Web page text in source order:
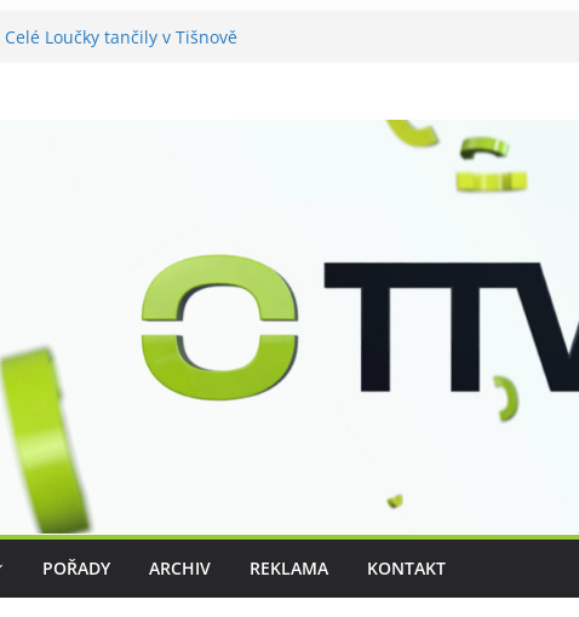
Celé Loučky tančily v Tišnově
POŘADY ARCHIV REKLAMA KONTAKT